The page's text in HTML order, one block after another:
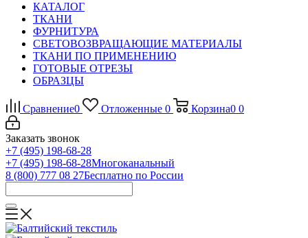
КАТАЛОГ
ТКАНИ
ФУРНИТУРА
СВЕТОВОЗВРАЩАЮЩИЕ МАТЕРИАЛЫ
ТКАНИ ПО ПРИМЕНЕНИЮ
ГОТОВЫЕ ОТРЕЗЫ
ОБРАЗЦЫ
Сравнение0 Отложенные 0 Корзина0 0
Заказать звонок
+7 (495) 198-68-28
+7 (495) 198-68-28Многоканальный
8 (800) 777 08 27Бесплатно по России